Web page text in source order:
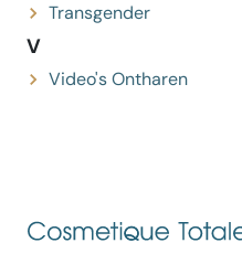
Transgender
V
Video's Ontharen